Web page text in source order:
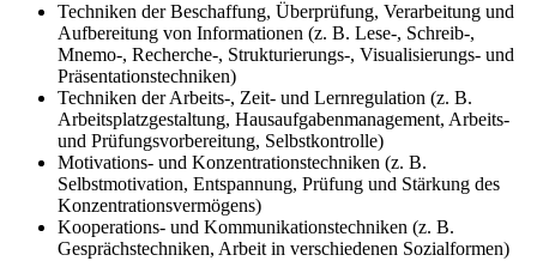
Techniken der Beschaffung, Überprüfung, Verarbeitung und
Aufbereitung von Informationen (z. B. Lese-, Schreib-,
Mnemo-, Recherche-, Strukturierungs-, Visualisierungs- und
Präsentationstechniken)
Techniken der Arbeits-, Zeit- und Lernregulation (z. B.
Arbeitsplatzgestaltung, Hausaufgabenmanagement, Arbeits-
und Prüfungsvorbereitung, Selbstkontrolle)
Motivations- und Konzentrationstechniken (z. B.
Selbstmotivation, Entspannung, Prüfung und Stärkung des
Konzentrationsvermögens)
Kooperations- und Kommunikationstechniken (z. B.
Gesprächstechniken, Arbeit in verschiedenen Sozialformen)